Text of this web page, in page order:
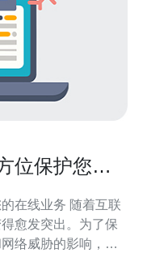
位保护您的
务 随着互联
愈发突出。为了保
络威胁的影响，选